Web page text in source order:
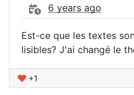
6 years ago
Est-ce que les textes
lisibles? J'ai changé le
+1